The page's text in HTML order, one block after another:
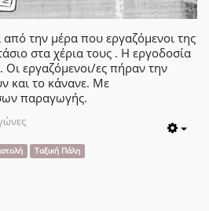
την μέρα που εργαζόμενοι της
στα χέρια τους . Η εργοδοσία
Οι εργαζόμενοι/ες πήραν την
και το κάνανε. Με
παραγωγής.
Ταξική Πάλη